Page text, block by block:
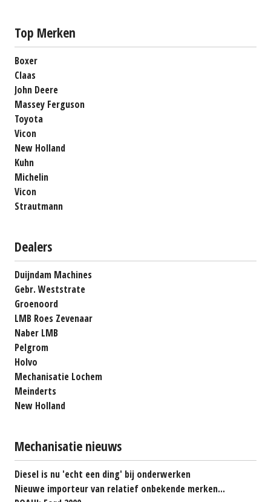
Top Merken
Boxer
Claas
John Deere
Massey Ferguson
Toyota
Vicon
New Holland
Kuhn
Michelin
Vicon
Strautmann
Dealers
Duijndam Machines
Gebr. Weststrate
Groenoord
LMB Roes Zevenaar
Naber LMB
Pelgrom
Holvo
Mechanisatie Lochem
Meinderts
New Holland
Mechanisatie nieuws
Diesel is nu 'echt een ding' bij onderwerken
Nieuwe importeur van relatief onbekende merken...